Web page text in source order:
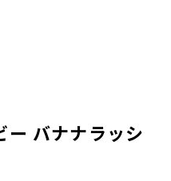
ー バナナラッシ